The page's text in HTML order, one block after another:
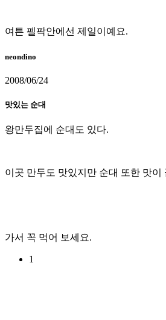
여튼 펠팍안에선 제일이예요.
neondino
2008/06/24
맛있는 순대
왕만두집에 순대도 있다.
이곳 만두도 맛있지만 순대 또한 맛이
가서 꼭 먹어 보세요.
1